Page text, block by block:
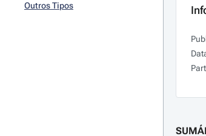
Outros Tipos